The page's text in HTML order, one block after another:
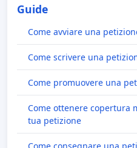
Guide
Come avviare una
Come scrivere una
Come promuovere una
Come ottenere copertura
tua petizione